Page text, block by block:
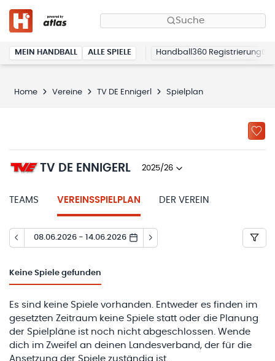
Suche
MEIN HANDBALL ALLE SPIELE Handball360 Registrierung
Home Vereine TV DE Ennigerl Spielplan
TV DE ENNIGERL 2025/26
TEAMS VEREINSSPIELPLAN DER VEREIN
08.06.2026 - 14.06.2026
Keine Spiele gefunden
Es sind keine Spiele vorhanden. Entweder es finden im
gesetzten Zeitraum keine Spiele statt oder die Planung
der Spielpläne ist noch nicht abgeschlossen. Wende
dich im Zweifel an deinen Landesverband, der für die
Ansetzung der Spiele zuständig ist.